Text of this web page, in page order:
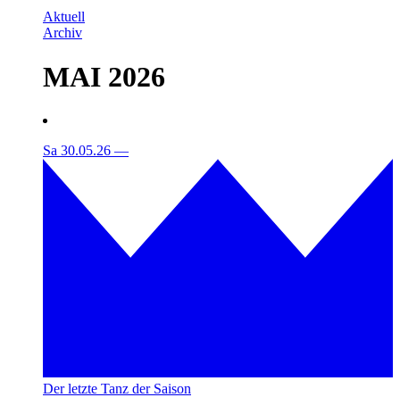
Aktuell
Archiv
MAI 2026
Sa 30.05.26 —
Der letzte Tanz der Saison